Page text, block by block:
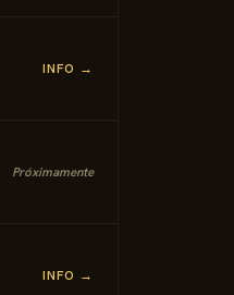
INFO →
Próximamente
INFO →